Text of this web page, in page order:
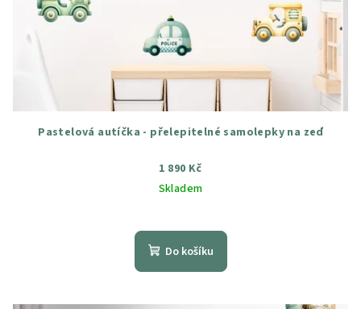
Pastelová autíčka - přelepitelné samolepky na zeď
1 890 Kč
Skladem
hodnocení
produktu
Do košíku